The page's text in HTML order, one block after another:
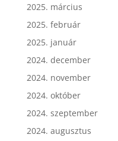
2025. március
2025. február
2025. január
2024. december
2024. november
2024. október
2024. szeptember
2024. augusztus